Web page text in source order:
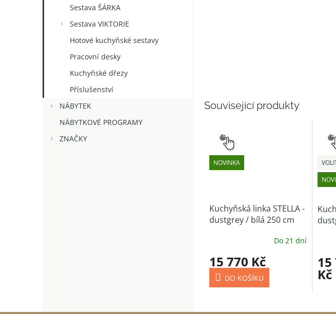
Sestava ŠÁRKA
Sestava VIKTORIE
Hotové kuchyňské sestavy
Pracovní desky
Kuchyňské dřezy
Příslušenství
NÁBYTEK
NÁBYTKOVÉ PROGRAMY
ZNAČKY
Související produkty
NOVINKA
VÝBĚR
Kuchyňská linka STELLA -
dustgrey / bílá 250 cm
Do 21 dní
15 770 Kč
DO KOŠÍKU
15
Kč